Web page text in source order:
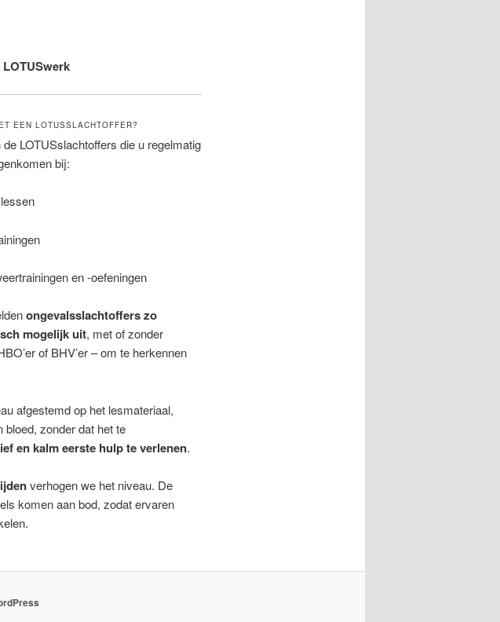
EEN LOTUSSLACHTOFFER?
LOTUSslachtoffers die u regelmatig
bij:
en -oefeningen
ongevalsslachtoffers zo
mogelijk uit, met of zonder
of BHV’er – om te herkennen
afgestemd op het lesmateriaal,
zonder dat het te
en kalm eerste hulp te verlenen.
verhogen we het niveau. De
komen aan bod, zodat ervaren